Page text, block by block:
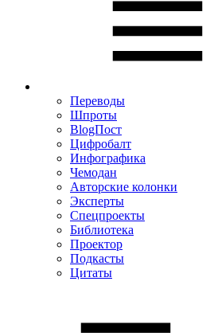
Переводы
Шпроты
BlogПост
Цифробалт
Инфографика
Чемодан
Авторские колонки
Эксперты
Спецпроекты
Библиотека
Проектор
Подкасты
Цитаты